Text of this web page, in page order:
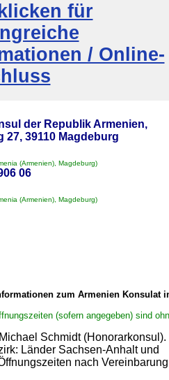
für
/ Online-
der Republik Armenien,
27, 39110 Magdeburg
(Armenien), Magdeburg)
06
(Armenien), Magdeburg)
zum Armenien Konsulat
(sofern angegeben) sind
Schmidt (Honorarkonsul).
Länder Sachsen-Anhalt und
nach